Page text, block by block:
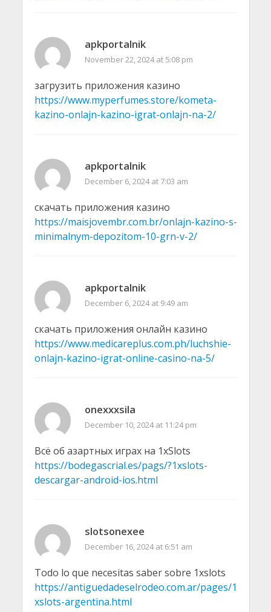
apkportalnik
November 22, 2024 at 5:08 pm
загрузить приложения казино
https://www.myperfumes.store/kometa-
kazino-onlajn-kazino-igrat-onlajn-na-2/
apkportalnik
December 6, 2024 at 7:03 am
скачать приложения казино
https://maisjovembr.com.br/onlajn-kazino-s-
minimalnym-depozitom-10-grn-v-2/
apkportalnik
December 6, 2024 at 9:49 am
скачать приложения онлайн казино
https://www.medicareplus.com.ph/luchshie-
onlajn-kazino-igrat-online-casino-na-5/
onexxxsila
December 10, 2024 at 11:24 pm
Всё об азартных играх на 1xSlots
https://bodegascrial.es/pags/?1xslots-
descargar-android-ios.html
slotsonexee
December 16, 2024 at 6:51 am
Todo lo que necesitas saber sobre 1xslots
https://antiguedadeselrodeo.com.ar/pages/1
xslots-argentina.html